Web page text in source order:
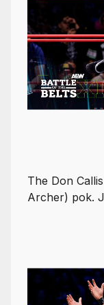
The Don
Archer) pok.